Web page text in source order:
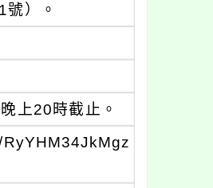
）。
上20時截止。